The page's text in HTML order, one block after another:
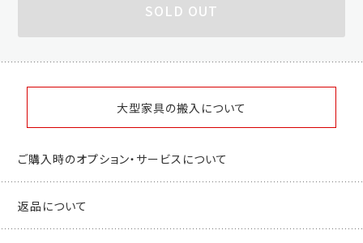
SOLD OUT
大型家具の搬入について
ご購入時のオプション・サービスについて
返品について